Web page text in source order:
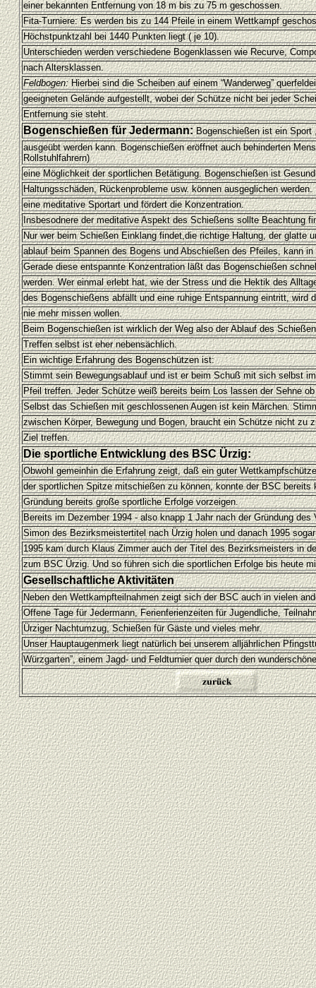
einer bekannten Entfernung von 18 m bis zu 75 m geschossen.
Fita-Turniere: Es werden bis zu 144 Pfeile in einem Wettkampf
Höchstpunktzahl bei 1440 Punkten liegt ( je 10).
Unterschieden werden verschiedene Bogenklassen wie Recurve,
nach Altersklassen.
Feldbogen:Hierbei sind die Scheiben auf einem “Wanderweg”
geeigneten Gelände aufgestellt, wobei der Schütze nicht bei jeder
Entfernung sie steht.
Bogenschießen für Jedermann: Bogenschießen ist ein Sport
ausgeübt werden kann. Bogenschießen eröffnet auch behinderten
Rollstuhlfahrern)
eine Möglichkeit der sportlichen Betätigung. Bogenschießen ist
Haltungsschäden, Rückenprobleme usw. können ausgeglichen
eine meditative Sportart und fördert die Konzentration.
Insbesodnere der meditative Aspekt des Schießens sollte Beachtung
Nur wer beim Schießen Einklang findet,die richtige Haltung, der glatte
ablauf beim Spannen des Bogens und Abschießen des Pfeiles, kann
Gerade diese entspannte Konzentration läßt das Bogenschießen
werden. Wer einmal erlebt hat, wie der Stress und die Hektik des
des Bogenschießens abfällt und eine ruhige Entspannung eintritt, wird
nie mehr missen wollen.
Beim Bogenschießen ist wirklich der Weg also der Ablauf des
Treffen selbst ist eher nebensächlich.
Ein wichtige Erfahrung des Bogenschützen ist:
Stimmt sein Bewegungsablauf und ist er beim Schuß mit sich selbst
Pfeil treffen. Jeder Schütze weiß bereits beim Los lassen der Sehne
Selbst das Schießen mit geschlossenen Augen ist kein Märchen.
zwischen Körper, Bewegung und Bogen, braucht ein Schütze nicht zu
Ziel treffen.
Die sportliche Entwicklung des BSC Ürzig:
Obwohl gemeinhin die Erfahrung zeigt, daß ein guter
der sportlichen Spitze mitschießen zu können, konnte der BSC bereits
Gründung bereits große sportliche Erfolge vorzeigen.
Bereits im Dezember 1994 - also knapp 1 Jahr nach der Gründung des
Simon des Bezirksmeistertitel nach Ürzig holen und danach 1995
1995 kam durch Klaus Zimmer auch der Titel des Bezirksmeisters in
zum BSC Ürzig. Und so führen sich die sportlichen Erfolge bis heute
Gesellschaftliche Aktivitäten
Neben den Wettkampfteilnahmen zeigt sich der BSC auch in vielen
Offene Tage für Jedermann, Ferienferienzeiten für Jugendliche,
Ürziger Nachtumzug, Schießen für Gäste und vieles mehr.
Unser Hauptaugenmerk liegt natürlich bei unserem alljährlichen
Würzgarten”, einem Jagd- und Feldturnier quer durch den